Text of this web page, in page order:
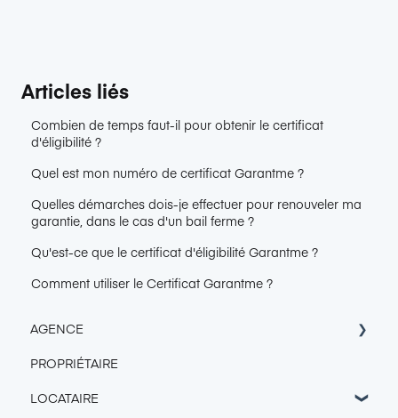
Articles liés
Combien de temps faut-il pour obtenir le certificat
d'éligibilité ?
Quel est mon numéro de certificat Garantme ?
Quelles démarches dois-je effectuer pour renouveler ma
garantie, dans le cas d'un bail ferme ?
Qu'est-ce que le certificat d'éligibilité Garantme ?
Comment utiliser le Certificat Garantme ?
AGENCE
Accès Console Garantme
Intégration & Export
PROPRIÉTAIRE
LOCATAIRE